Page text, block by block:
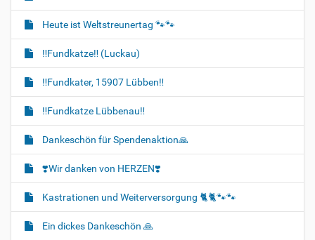
Heute ist Weltstreunertag 🐾🐾
‼️Fundkatze‼️ (Luckau)
‼️Fundkater, 15907 Lübben‼️
‼️Fundkatze Lübbenau‼️
Dankeschön für Spendenaktion🙏
❣️Wir danken von HERZEN❣️
Kastrationen und Weiterversorgung 🐈‍🐈🐾🐾
Ein dickes Dankeschön 🙏